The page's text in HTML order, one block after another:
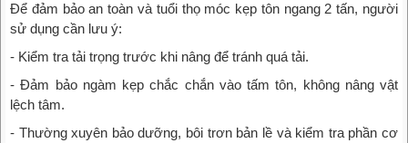
Để đảm bảo an toàn và tuổi thọ móc kẹp tôn ngang 2 tấn, người
sử dụng cần lưu ý:
- Kiểm tra tải trọng trước khi nâng để tránh quá tải.
- Đảm bảo ngàm kẹp chắc chắn vào tấm tôn, không nâng vật
lệch tâm.
- Thường xuyên bảo dưỡng, bôi trơn bản lề và kiểm tra phần cơ